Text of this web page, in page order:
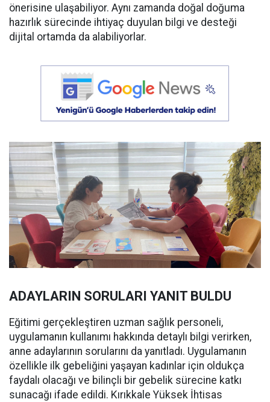
önerisine ulaşabiliyor. Aynı zamanda doğal doğuma
hazırlık sürecinde ihtiyaç duyulan bilgi ve desteği
dijital ortamda da alabiliyorlar.
ADAYLARIN SORULARI YANIT BULDU
Eğitimi gerçekleştiren uzman sağlık personeli,
uygulamanın kullanımı hakkında detaylı bilgi verirken,
anne adaylarının sorularını da yanıtladı. Uygulamanın
özellikle ilk gebeliğini yaşayan kadınlar için oldukça
faydalı olacağı ve bilinçli bir gebelik sürecine katkı
sunacağı ifade edildi. Kırıkkale Yüksek İhtisas